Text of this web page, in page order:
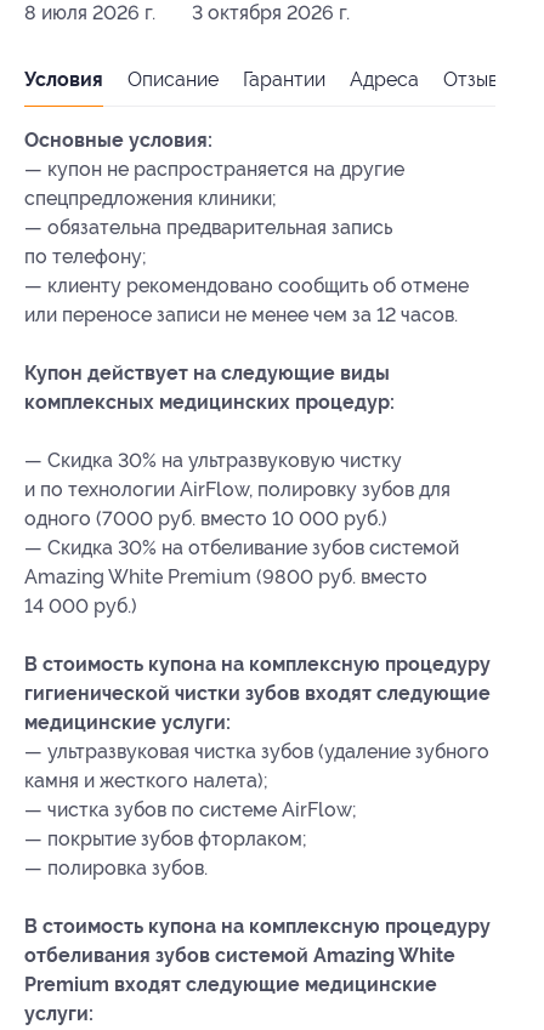
8 июля 2026 г. 3 октября 2026 г.
Условия Описание Гарантии Адреса Отзывы
Основные условия:
— купон не распространяется на другие
спецпредложения клиники;
— обязательна предварительная запись
по телефону;
— клиенту рекомендовано сообщить об отмене
или переносе записи не менее чем за 12 часов.
Купон действует на следующие виды
комплексных медицинских процедур:
— Скидка 30% на ультразвуковую чистку
и по технологии AirFlow, полировку зубов для
одного (7000 руб. вместо 10 000 руб.)
— Скидка 30% на отбеливание зубов системой
Amazing White Premium (9800 руб. вместо
14 000 руб.)
В стоимость купона на комплексную процедуру
гигиенической чистки зубов входят следующие
медицинские услуги:
— ультразвуковая чистка зубов (удаление зубного
камня и жесткого налета);
— чистка зубов по системе AirFlow;
— покрытие зубов фторлаком;
— полировка зубов.
В стоимость купона на комплексную процедуру
отбеливания зубов системой Amazing White
Premium входят следующие медицинские
услуги: